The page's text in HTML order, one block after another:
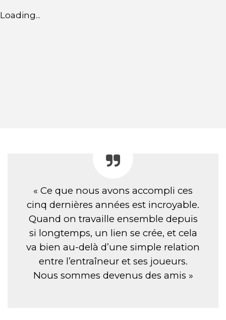
Loading...
« Ce que nous avons accompli ces
cinq dernières années est incroyable.
Quand on travaille ensemble depuis
si longtemps, un lien se crée, et cela
va bien au-delà d’une simple relation
entre l’entraîneur et ses joueurs.
Nous sommes devenus des amis »